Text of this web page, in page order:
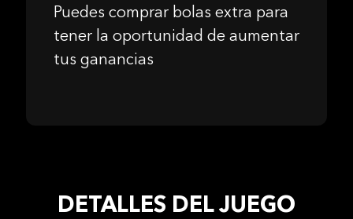
Puedes comprar bolas extra para
tener la oportunidad de aumentar
tus ganancias
DETALLES DEL JUEGO